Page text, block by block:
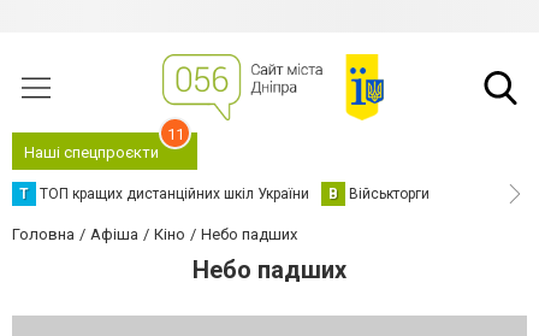
Наші спецпроєкти
11
Т ТОП кращих дистанційних шкіл України В Військторги
Головна Афіша Кіно Небо падших
Небо падших